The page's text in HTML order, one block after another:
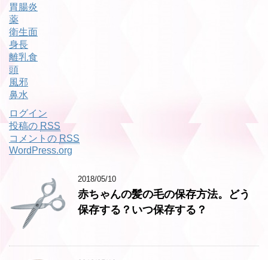
胃腸炎
薬
衛生面
身長
離乳食
頭
風邪
鼻水
ログイン
投稿の RSS
コメントの RSS
WordPress.org
2018/05/10
赤ちゃんの髪の毛の保存方法。どう
保存する？いつ保存する？